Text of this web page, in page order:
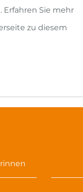
Erfahren Sie mehr
zu diesem